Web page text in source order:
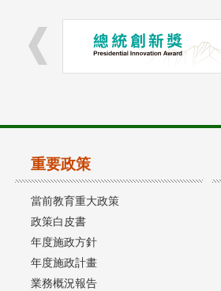
重要政策
當前教育重大政策
政策白皮書
年度施政方針
年度施政計畫
業務概況報告